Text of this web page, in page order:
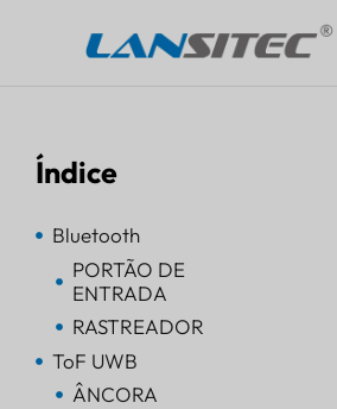
conteúdo
Índice
Bluetooth
PORTÃO DE
ENTRADA
RASTREADOR
ToF UWB
ÂNCORA